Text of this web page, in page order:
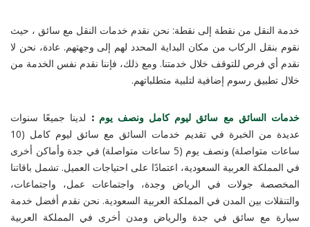
خدمة النقل من نقطة إلى نقطة: نحن نقدم خدمات النقل مع سائق ، حيث
نقوم بنقل الركاب من مكان البداية المحدد لهم إلى وجهتهم. عادة، نحن لا
نقدم أي فرص للتوقف خلال خدمتنا. ومع ذلك، فإننا نقدم نفس الخدمة من
خلال تطبيق رسوم إضافية لتلبية متطلباتهم.
خدمات السائق مع سائق ليوم كامل ونصف يوم : لدينا جميعًا سنوات
عديدة من الخبرة في تقديم خدمات السائق مع سائق ليوم كامل (10
ساعات متواصلة) ونصف يوم (5 ساعات متواصلة) في جدة وأماكن أخرى
في المملكة العربية السعودية، اعتمادًا على احتياجات العميل. تشمل باقاتنا
المخصصة جولات في الرياض وجدة، واجتماعات عمل، واجتماعات،
والتنقلات بين المدن في المملكة العربية السعودية. نحن نقدم أفضل خدمة
سيارة مع سائق في جدة والرياض ومدن أخرى في المملكة العربية